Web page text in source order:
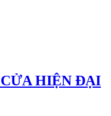
HIỆN ĐẠI